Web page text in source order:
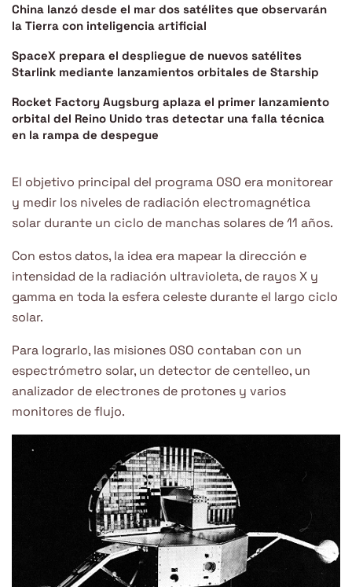
China lanzó desde el mar dos satélites que observarán
la Tierra con inteligencia artificial
SpaceX prepara el despliegue de nuevos satélites
Starlink mediante lanzamientos orbitales de Starship
Rocket Factory Augsburg aplaza el primer lanzamiento
orbital del Reino Unido tras detectar una falla técnica
en la rampa de despegue
El objetivo principal del programa OSO era monitorear
y medir los niveles de radiación electromagnética
solar durante un ciclo de manchas solares de 11 años.
Con estos datos, la idea era mapear la dirección e
intensidad de la radiación ultravioleta, de rayos X y
gamma en toda la esfera celeste durante el largo ciclo
solar.
Para lograrlo, las misiones OSO contaban con un
espectrómetro solar, un detector de centelleo, un
analizador de electrones de protones y varios
monitores de flujo.